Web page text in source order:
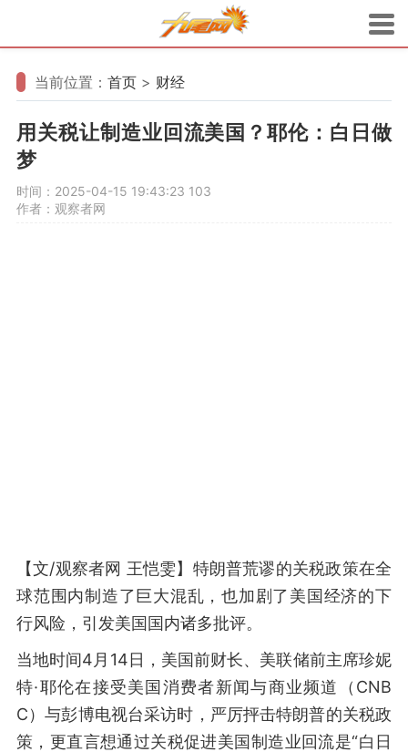
当前位置： 首页 > 财经
用关税让制造业回流美国？耶伦：白日做
梦
时间：2025-04-15 19:43:23 103
作者：观察者网
【文/观察者网 王恺雯】特朗普荒谬的关税政策在全
球范围内制造了巨大混乱，也加剧了美国经济的下
行风险，引发美国国内诸多批评。
当地时间4月14日，美国前财长、美联储前主席珍妮
特·耶伦在接受美国消费者新闻与商业频道（CNB
C）与彭博电视台采访时，严厉抨击特朗普的关税政
策，更直言想通过关税促进美国制造业回流是“白日